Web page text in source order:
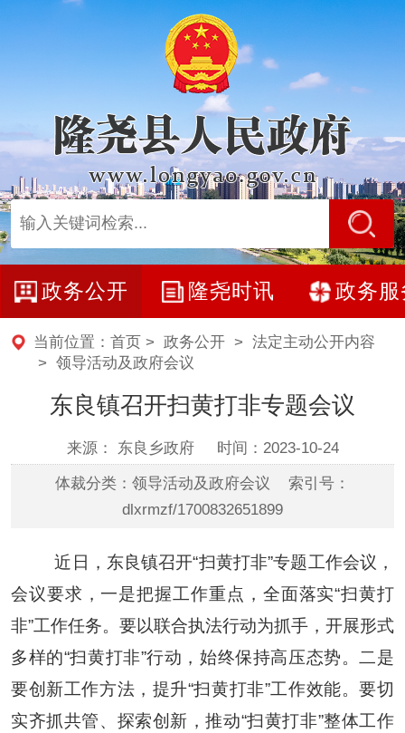
政务公开 隆尧时讯 政务服
当前位置： 首页 > 政务公开> 法定主动公开内容
> 领导活动及政府会议
东良镇召开扫黄打非专题会议
来源： 东良乡政府 时间：2023-10-24
体裁分类：领导活动及政府会议 索引号：
dlxrmzf/1700832651899
近日， 东良镇召开“扫黄打非”专题工作会议，
会议要求，一是把握工作重点，全面落实“扫黄打
非”工作任务。要以联合执法行动为抓手，开展形式
多样的“扫黄打非”行动，始终保持高压态势。二是
要创新工作方法，提升“扫黄打非”工作效能。要切
实齐抓共管、探索创新，推动“扫黄打非”整体工作